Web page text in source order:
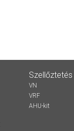
Szellőztetés
VN
VRF
AHU-kit